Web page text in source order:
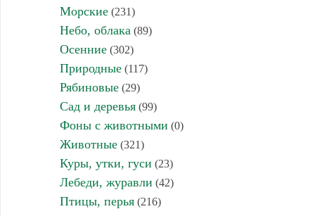
Морские(231)
Небо, облака (89)
Осенние(302)
Природные(117)
Рябиновые(29)
Сад и деревья(99)
Фоны с животными (0)
Животные(321)
Куры, утки, гуси (23)
Лебеди, журавли (42)
Птицы, перья(216)